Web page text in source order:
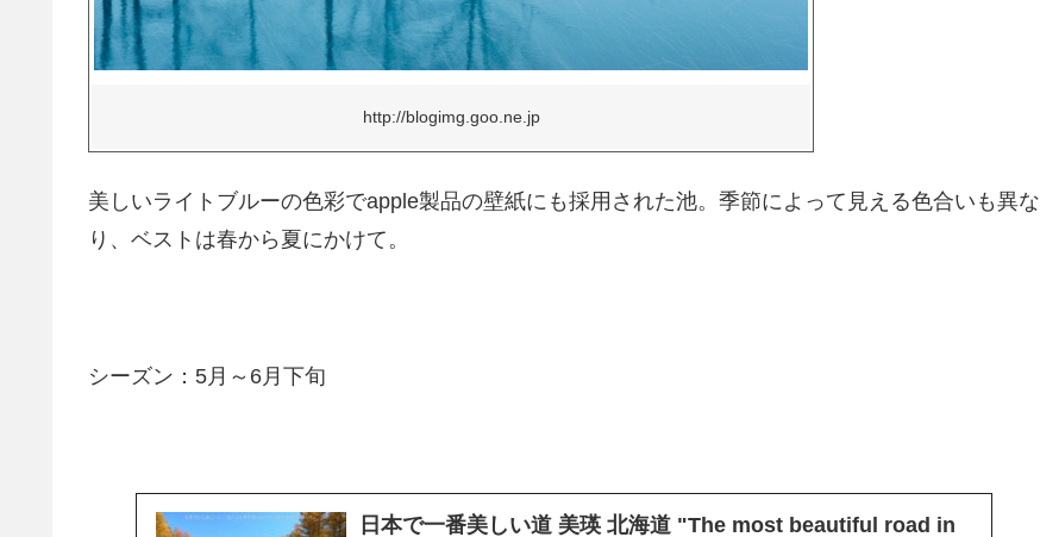
http://blogimg.goo.ne.jp
美しいライトブルーの色彩でapple製品の壁紙にも採用された池。季節によって見える色合いも異な
り、ベストは春から夏にかけて。
シーズン：5月～6月下旬
日本で一番美しい道 美瑛 北海道 "The most beautiful road in